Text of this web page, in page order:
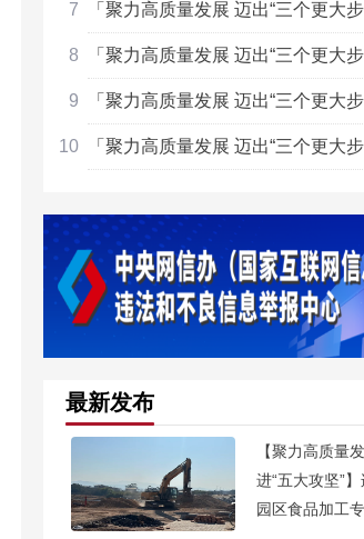
「聚力高质量发展 迈出“三个更大
「聚力高质量发展 迈出“三个更大
「聚力高质量发展 迈出“三个更大
「聚力高质量发展 迈出“三个更大
最新发布
【聚力高质量
进“五大攻坚”
园区食品加工专